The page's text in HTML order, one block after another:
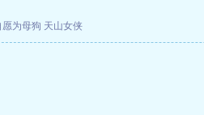
为母狗 天山女侠